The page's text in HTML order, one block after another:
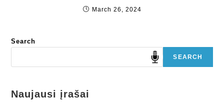
March 26, 2024
Search
SEARCH
Naujausi įrašai